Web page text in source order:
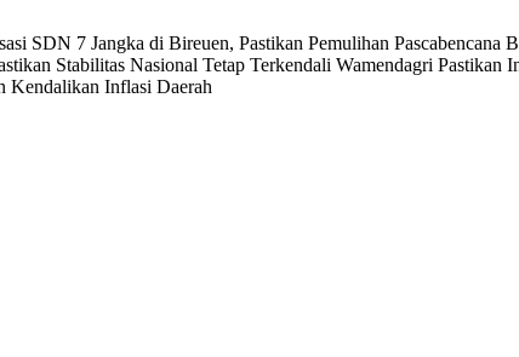
SDN 7 Jangka di Bireuen, Pastikan Pemulihan Pascabencana
Stabilitas Nasional Tetap Terkendali Wamendagri Pastikan
Kendalikan Inflasi Daerah